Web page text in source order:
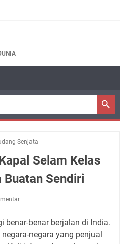
Senjata
Selam Kelas
Sendiri
benar-benar berjalan di India.
negara yang penjual